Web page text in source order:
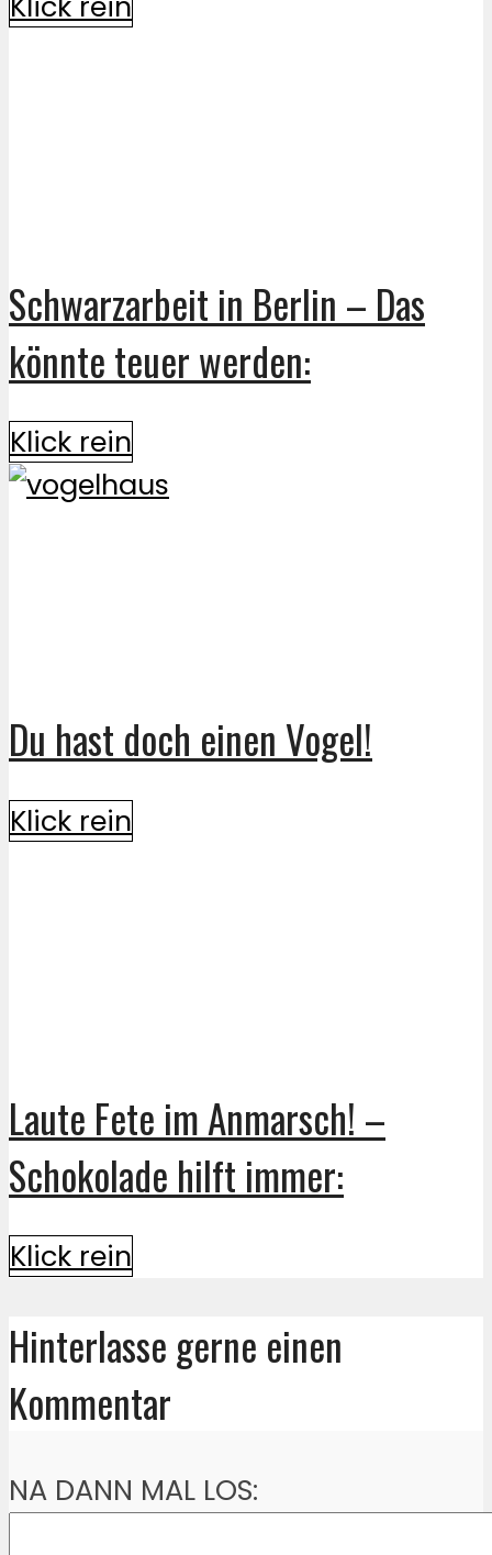
Schwarzarbeit in Berlin – Das
könnte teuer werden:
Klick rein
Du hast doch einen Vogel!
Klick rein
Laute Fete im Anmarsch! –
Schokolade hilft immer:
Klick rein
Hinterlasse gerne einen
Kommentar
NA DANN MAL LOS: